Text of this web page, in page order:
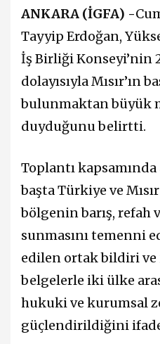
ANKARA (İGFA) -
Tayyip Erdoğan,
İş Birliği Konseyi’nin
dolayısıyla Mısır’ın
bulunmaktan büyük
duyduğunu belirtti.
Toplantı
başta Türkiye ve
bölgenin barış, refah
sunmasını temenni
edilen ortak bildiri
belgelerle iki ülke
hukuki ve kurumsal
güçlendirildiğini